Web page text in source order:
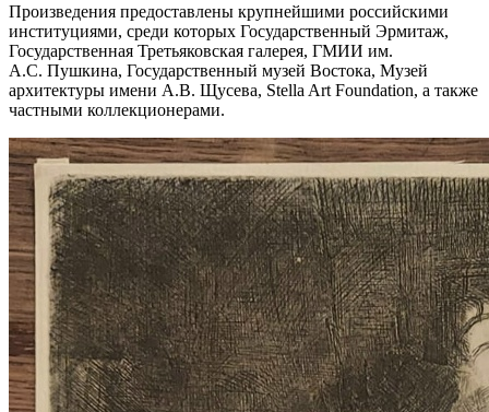
Произведения предоставлены крупнейшими российскими
институциями, среди которых Государственный Эрмитаж,
Государственная Третьяковская галерея, ГМИИ им.
А.С. Пушкина, Государственный музей Востока, Музей
архитектуры имени А.В. Щусева, Stella Art Foundation, а также
частными коллекционерами.